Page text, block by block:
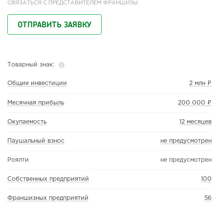
СВЯЗАТЬСЯ С ПРЕДСТАВИТЕЛЕМ ФРАНШИЗЫ
ОТПРАВИТЬ ЗАЯВКУ
Товарный знак:
Общие инвестиции 2 млн ₽
Месячная прибыль 200 000 ₽
Окупаемость 12 месяцев
Паушальный взнос не предусмотрен
Роялти не предусмотрен
Собственных предприятий 100
Франшизных предприятий 56